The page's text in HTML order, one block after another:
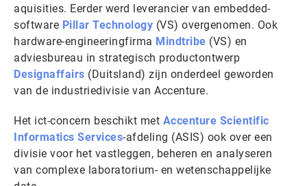
aquisities. Eerder werd leverancier van embedded-
software Pillar Technology (VS) overgenomen. Ook
hardware-engineeringfirma Mindtribe (VS) en
adviesbureau in strategisch productontwerp
Designaffairs (Duitsland) zijn onderdeel geworden
van de industriedivisie van Accenture.
Het ict-concern beschikt met Accenture Scientific
Informatics Services-afdeling (ASIS) ook over een
divisie voor het vastleggen, beheren en analyseren
van complexe laboratorium- en wetenschappelijke